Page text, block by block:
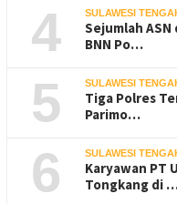
4 SULAWESI
Sejumlah ASN
BNN Po…
5 SULAWESI
Tiga Polres
Parimo…
6 SULAWESI
Karyawan PT
Tongkang di